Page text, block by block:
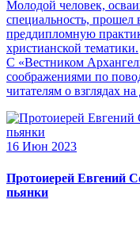
Молодой человек,
специальность, прошел
преддипломную
христианской тематики.
С «Вестником
соображениями по
читателям о взглядах
16 Июн 2023
Протоиерей Евгений
пьянки